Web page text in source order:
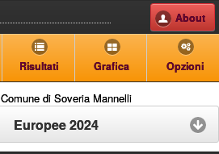
About
Risultati Grafica Opzioni
Comune di Soveria Mannelli
Europee 2024